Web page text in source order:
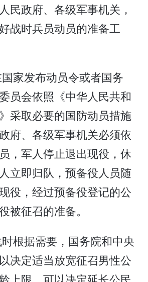
民政府、各级军事机关，
战时兵员动员的准备工
家发布动员令或者国务
员会依照《中华人民共和
采取必要的国防动员措施
府、各级军事机关必须依
，军人停止退出现役，休
立即归队，预备役人员随
役，经过预备役登记的公
被征召的准备。
根据需要，国务院和中央
决定适当放宽征召男性公
上限，可以决定延长公民